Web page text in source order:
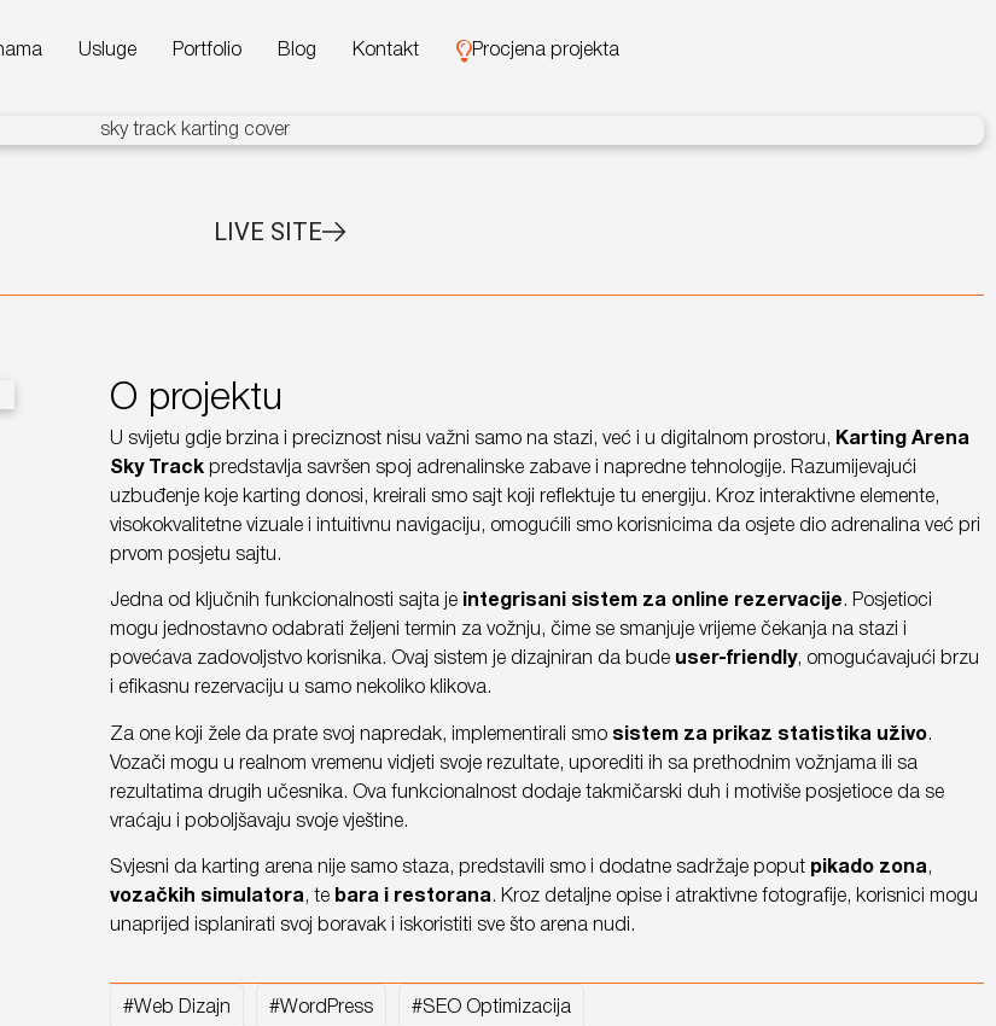
Usluge Portfolio Blog Kontakt Procjena projekta
LIVE SITE
O projektu
U svijetu gdje brzina i preciznost nisu važni samo na stazi, već i u digitalnom prostoru, Karting Arena
Sky Trackpredstavlja savršen spoj adrenalinske zabave i napredne tehnologije. Razumijevajući
uzbuđenje koje karting donosi, kreirali smo sajt koji reflektuje tu energiju. Kroz interaktivne elemente,
visokokvalitetne vizuale i intuitivnu navigaciju, omogućili smo korisnicima da osjete dio adrenalina već pri
prvom posjetu sajtu.
Jedna od ključnih funkcionalnosti sajta je integrisani sistem za online rezervacije . Posjetioci
mogu jednostavno odabrati željeni termin za vožnju, čime se smanjuje vrijeme čekanja na stazi i
povećava zadovoljstvo korisnika. Ovaj sistem je dizajniran da bude user-friendly, omogućavajući brzu
i efikasnu rezervaciju u samo nekoliko klikova.
Za one koji žele da prate svoj napredak, implementirali smo sistem za prikaz statistika uživo.
Vozači mogu u realnom vremenu vidjeti svoje rezultate, uporediti ih sa prethodnim vožnjama ili sa
rezultatima drugih učesnika. Ova funkcionalnost dodaje takmičarski duh i motiviše posjetioce da se
vraćaju i poboljšavaju svoje vještine.
Svjesni da karting arena nije samo staza, predstavili smo i dodatne sadržaje poput pikado zona,
vozačkih simulatora, te bara i restorana. Kroz detaljne opise i atraktivne fotografije, korisnici mogu
unaprijed isplanirati svoj boravak i iskoristiti sve što arena nudi.
#Web Dizajn #WordPress #SEO Optimizacija